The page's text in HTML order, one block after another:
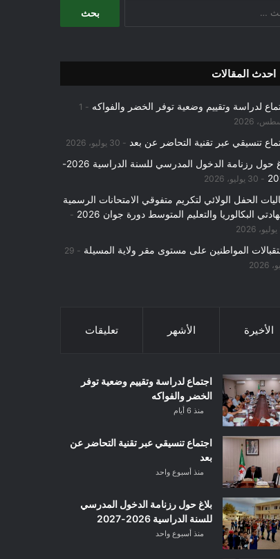
احدث المقالات
لدراسة وتقييم وضعية توفر الخضر والفواكه
1
2026
تنسيقي عبر تقنية التحاضر عن بعد 30 يوليو، 2026
بلاغ حول رزنامة الدخول المدرسي للسنة الدراسية 2026-
30 يوليو، 2026
الحفل الولائي لتكريم متفوقي الامتحانات الرسمية
البكالوريا والتعليم المتوسط دورة جوان 2026
المواطنين على مستوى مقر ولاية المسيلة
29
الأخيرة الأشهر تعليقات
اجتماع لدراسة وتقييم وضعية توفر
الخضر والفواكه
منذ 6 أيام
اجتماع تنسيقي عبر تقنية التحاضر عن
بعد
منذ أسبوع واحد
بلاغ حول رزنامة الدخول المدرسي
للسنة الدراسية 2026-2027
منذ أسبوع واحد